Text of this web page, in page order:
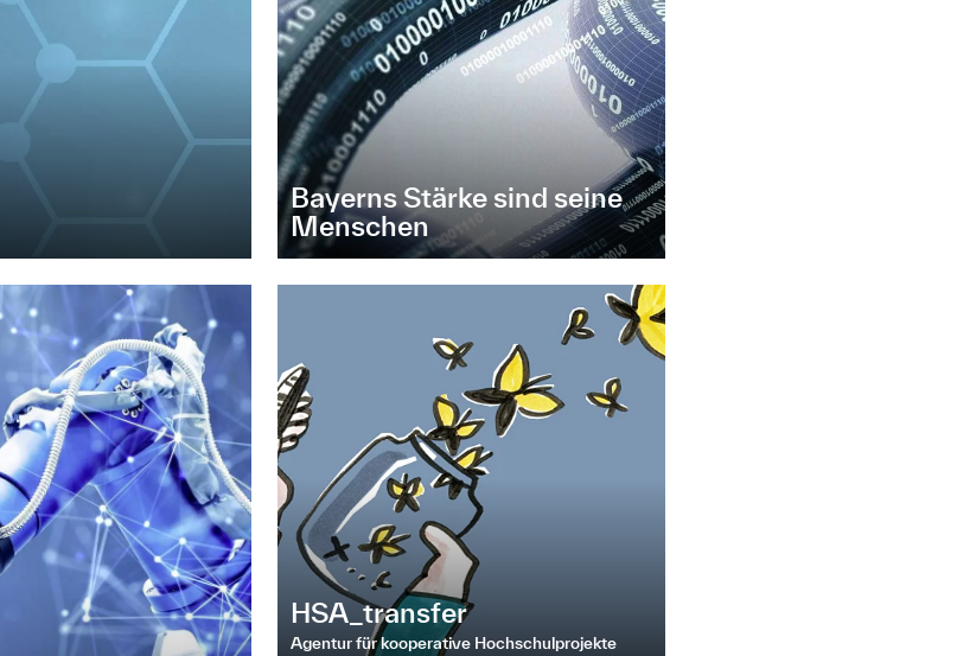
Bayerns Stärke sind seine
Menschen
HSA_transfer
Agentur für kooperative Hochschulprojekte